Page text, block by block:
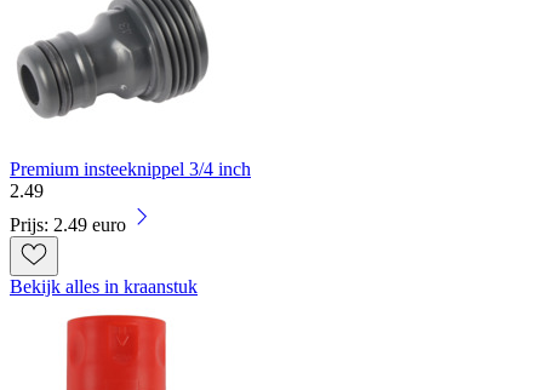
Premium insteeknippel 3/4 inch
2.49
Prijs: 2.49 euro
Bekijk alles in kraanstuk